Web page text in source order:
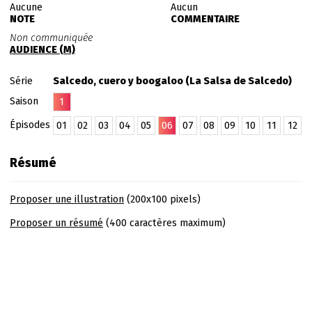
Aucune
NOTE
Aucun
COMMENTAIRE
Non communiquée
AUDIENCE (M)
Série
Salcedo, cuero y boogaloo (La Salsa de Salcedo)
Saison
1
Épisodes
01 02 03 04 05 06 07 08 09 10 11 12
Résumé
Proposer une illustration(200x100 pixels)
Proposer un résumé (400 caractères maximum)